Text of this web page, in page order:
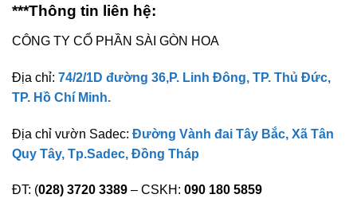
***Thông tin liên hệ:
CÔNG TY CỔ PHẦN SÀI GÒN HOA
Địa chỉ: 74/2/1D đường 36,P. Linh Đông, TP. Thủ Đức,
TP. Hồ Chí Minh.
Địa chỉ vườn Sadec: Đường Vành đai Tây Bắc, Xã Tân
Quy Tây, Tp.Sadec, Đồng Tháp
ĐT: (028) 3720 3389 – CSKH: 090 180 5859